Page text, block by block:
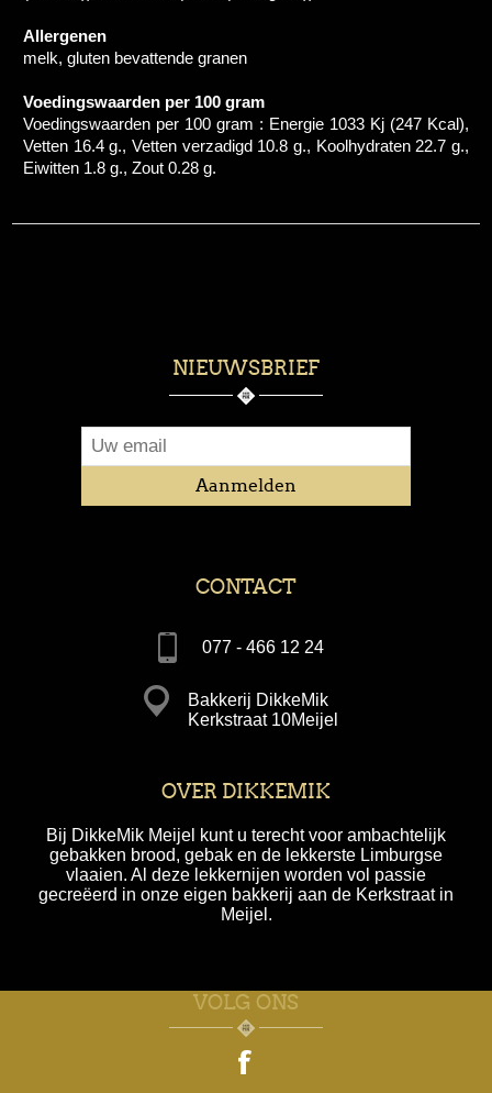
Allergenen
melk, gluten bevattende granen
Voedingswaarden per 100 gram
Voedingswaarden per 100 gram : Energie 1033 Kj (247 Kcal),
Vetten 16.4 g., Vetten verzadigd 10.8 g., Koolhydraten 22.7 g.,
Eiwitten 1.8 g., Zout 0.28 g.
NIEUWSBRIEF
CONTACT
077 - 466 12 24
Bakkerij DikkeMik
Kerkstraat 10Meijel
OVER DIKKEMIK
Bij DikkeMik Meijel kunt u terecht voor ambachtelijk
gebakken brood, gebak en de lekkerste Limburgse
vlaaien. Al deze lekkernijen worden vol passie
gecreëerd in onze eigen bakkerij aan de Kerkstraat in
Meijel.
VOLG ONS